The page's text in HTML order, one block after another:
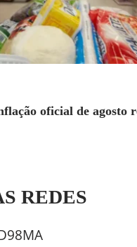
oficial de agosto
REDES